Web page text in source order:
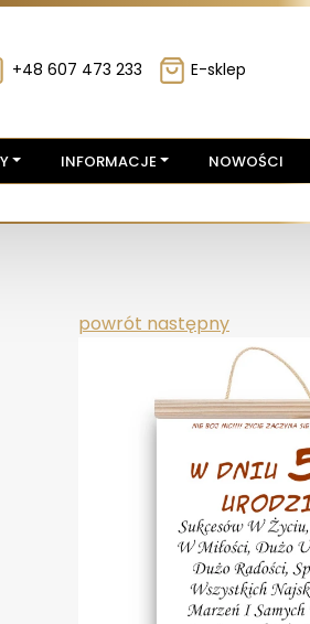
+48 607 473 233 E-sklep
INFORMACJE NOWOŚCI
powrót następny